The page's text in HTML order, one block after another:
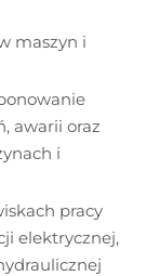
maszyn i
awarii oraz
i
pracy
elektrycznej,